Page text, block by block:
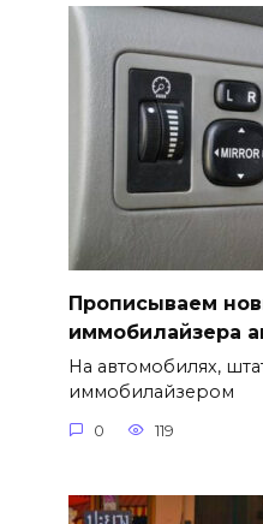
Прописываем
иммобилайзера
На автомобилях,
иммобилайзером
0 119